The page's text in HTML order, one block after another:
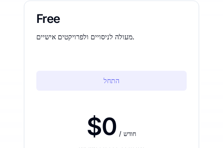
Free
מעולה לניסויים ולפרויקטים אישיים.
התחל
$0 / חודש